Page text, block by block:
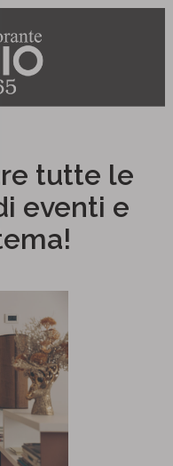
tutte le
eventi e